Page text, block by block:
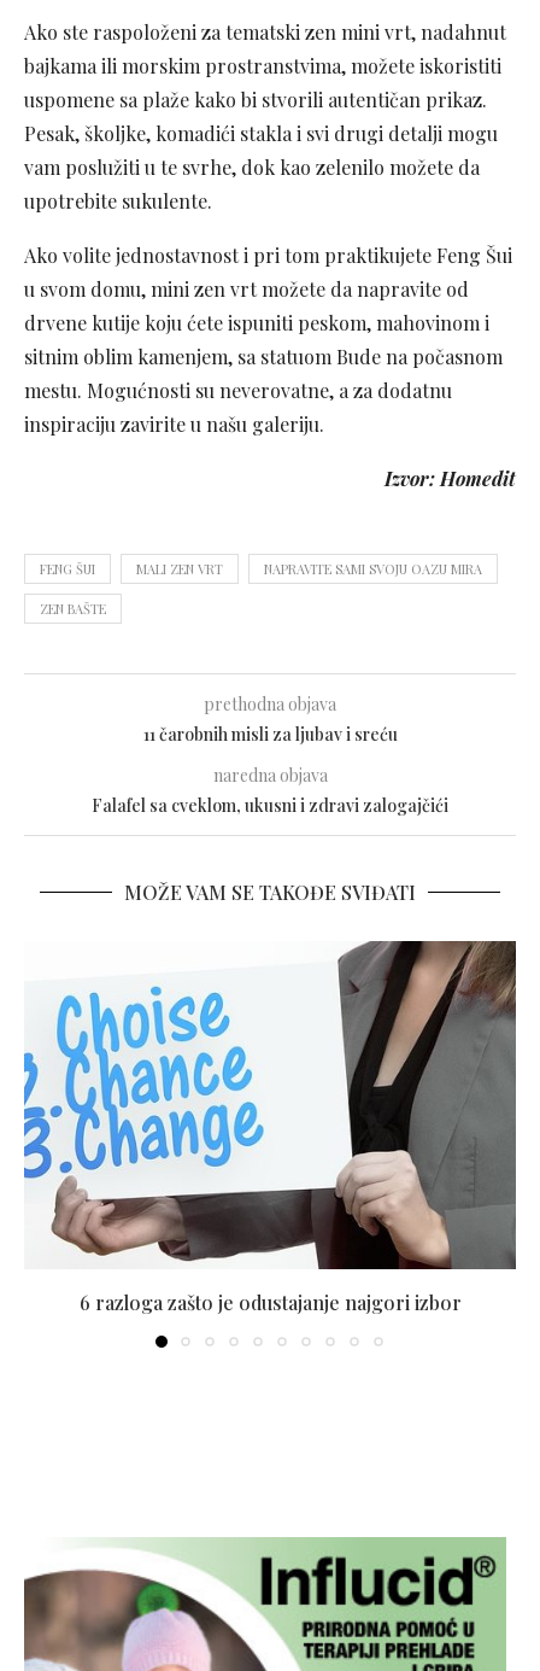
Ako ste raspoloženi za tematski zen mini vrt, nadahnut
bajkama ili morskim prostranstvima, možete iskoristiti
uspomene sa plaže kako bi stvorili autentičan prikaz.
Pesak, školjke, komadići stakla i svi drugi detalji mogu
vam poslužiti u te svrhe, dok kao zelenilo možete da
upotrebite sukulente.
Ako volite jednostavnost i pri tom praktikujete Feng Šui
u svom domu, mini zen vrt možete da napravite od
drvene kutije koju ćete ispuniti peskom, mahovinom i
sitnim oblim kamenjem, sa statuom Bude na počasnom
mestu. Mogućnosti su neverovatne, a za dodatnu
inspiraciju zavirite u našu galeriju.
Izvor: Homedit
FENG ŠUI MALI ZEN VRT NAPRAVITE SAMI SVOJU OAZU MIRA
ZEN BAŠTE
prethodna objava
11 čarobnih misli za ljubav i sreću
naredna objava
Falafel sa cveklom, ukusni i zdravi zalogajčići
MOŽE VAM SE TAKOĐE SVIĐATI
6 razloga zašto je odustajanje najgori izbor